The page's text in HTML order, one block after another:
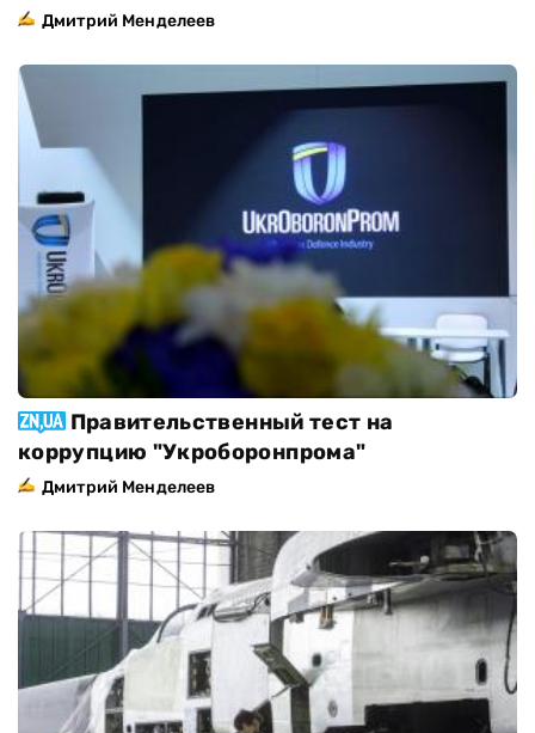
Дмитрий Менделеев
Правительственный тест на
коррупцию "Укроборонпрома"
Дмитрий Менделеев